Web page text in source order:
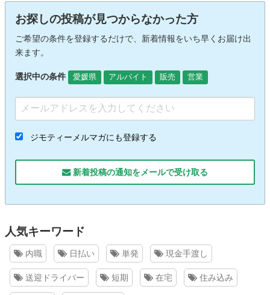
お探しの投稿が見つからなかった方
ご希望の条件を登録するだけで、新着情報をいち早くお届け出
来ます。
選択中の条件 愛媛県 アルバイト 販売 営業
ジモティーメルマガにも登録する
新着投稿の通知をメールで受け取る
人気キーワード
内職 日払い 単発 現金手渡し
送迎ドライバー 短期 在宅 住み込み